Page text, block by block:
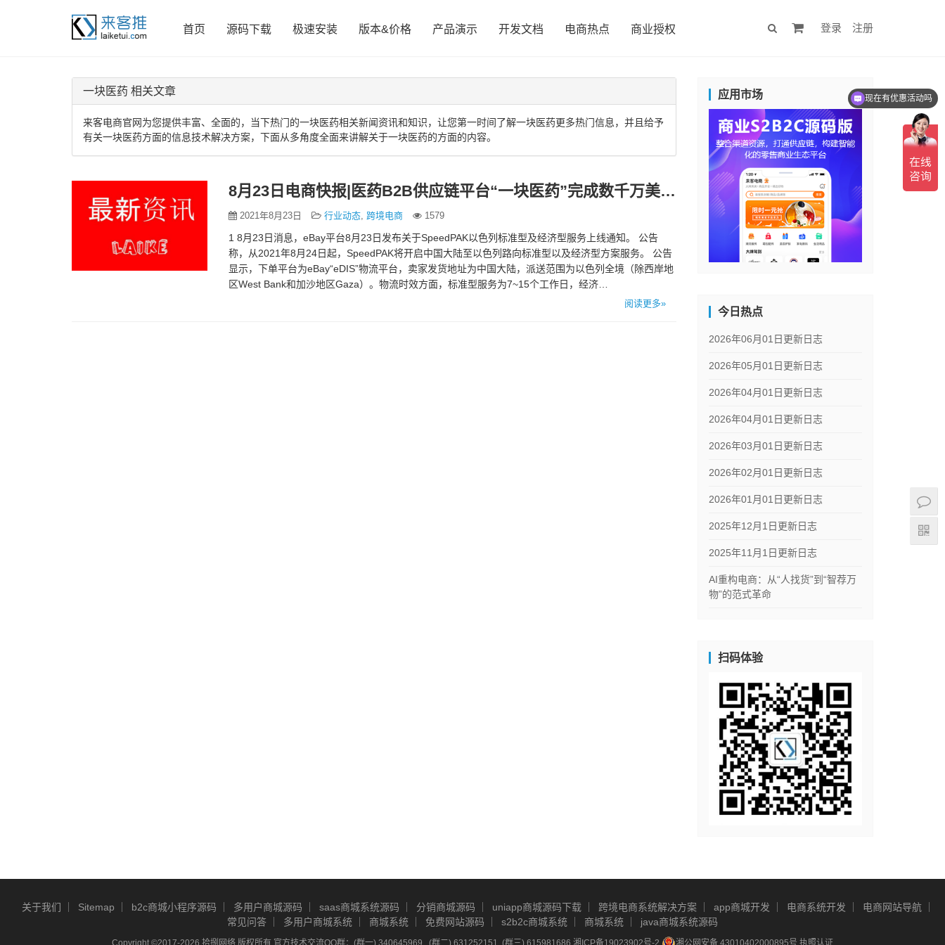
首页 源码下载 极速安装 版本&价格 产品演示 开发文档 电商热点 商业授权 登录 注册
一块医药 相关文章
来客电商官网为您提供丰富、全面的，当下热门的一块医药相关新闻资讯和知识，让您第一时间了解一块医药更多热门信息，并且给予
有关一块医药方面的信息技术解决方案，下面从多角度全面来讲解关于一块医药的方面的内容。
8月23日电商快报|医药B2B供应链平台“一块医药”完成数千万美元B轮融资
2021年8月23日 行业动态, 跨境电商 1579
1 8月23日消息，eBay平台8月23日发布关于SpeedPAK以色列标准型及经济型服务上线通知。 公告
称，从2021年8月24日起，SpeedPAK将开启中国大陆至以色列路向标准型以及经济型方案服务。 公告
显示，下单平台为eBay“eDIS”物流平台，卖家发货地址为中国大陆，派送范围为以色列全境（除西岸地
区West Bank和加沙地区Gaza）。物流时效方面，标准型服务为7~15个工作日，经济…
阅读更多»
应用市场
今日热点
2026年06月01日更新日志
2026年05月01日更新日志
2026年04月01日更新日志
2026年04月01日更新日志
2026年03月01日更新日志
2026年02月01日更新日志
2026年01月01日更新日志
2025年12月1日更新日志
2025年11月1日更新日志
AI重构电商：从“人找货”到“智荐万
物”的范式革命
扫码体验
关于我们 Sitemap b2c商城小程序源码 多用户商城源码 saas商城系统源码 分销商城源码 uniapp商城源码下载 跨境电商系统解决方案 app商城开发 电商系统开发
电商网站导航
常见问答
多用户商城系统 商城系统 免费网站源码 s2b2c商城系统 商城系统 java商城系统源码
Copyright ©2017-2026 拾捌网络 版权所有 官方技术交流QQ群：(群一) 340645969 , (群二) 631252151, (群三) 615981686 湘ICP备19023902号-2 湘公网安备 43010402000895号 执照认证
现在有优惠活动吗